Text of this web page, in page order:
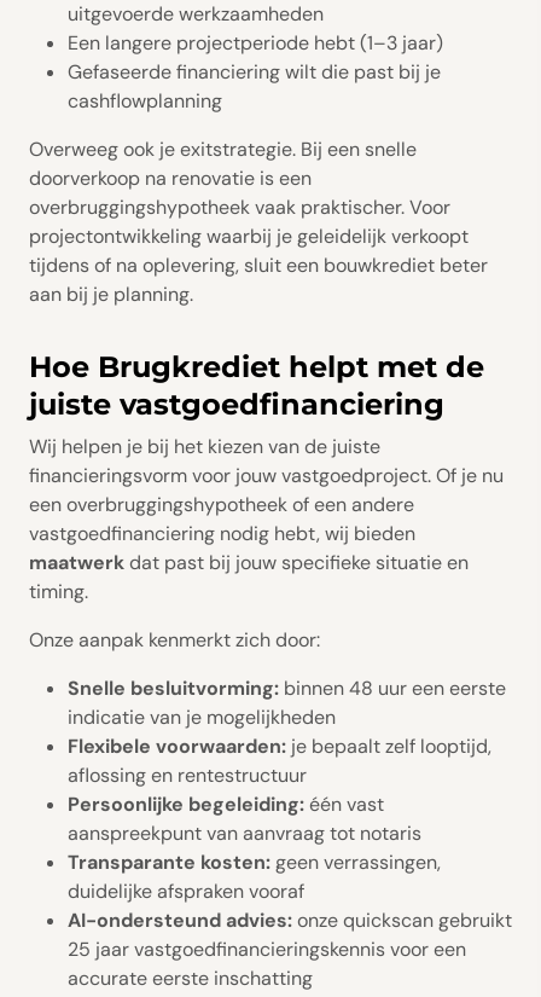
uitgevoerde werkzaamheden
Een langere projectperiode hebt (1–3 jaar)
Gefaseerde financiering wilt die past bij je
cashflowplanning
Overweeg ook je exitstrategie. Bij een snelle
doorverkoop na renovatie is een
overbruggingshypotheek vaak praktischer. Voor
projectontwikkeling waarbij je geleidelijk verkoopt
tijdens of na oplevering, sluit een bouwkrediet beter
aan bij je planning.
Hoe Brugkrediet helpt met de
juiste vastgoedfinanciering
Wij helpen je bij het kiezen van de juiste
financieringsvorm voor jouw vastgoedproject. Of je nu
een overbruggingshypotheek of een andere
vastgoedfinanciering nodig hebt, wij bieden
maatwerkdat past bij jouw specifieke situatie en
timing.
Onze aanpak kenmerkt zich door:
Snelle besluitvorming: binnen 48 uur een eerste
indicatie van je mogelijkheden
Flexibele voorwaarden: je bepaalt zelf looptijd,
aflossing en rentestructuur
Persoonlijke begeleiding:één vast
aanspreekpunt van aanvraag tot notaris
Transparante kosten:geen verrassingen,
duidelijke afspraken vooraf
AI-ondersteund advies:onze quickscan gebruikt
25 jaar vastgoedfinancieringskennis voor een
accurate eerste inschatting